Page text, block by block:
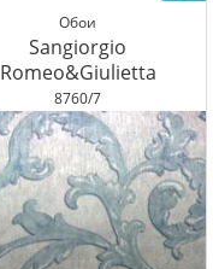
Обои
Sangiorgio
Romeo&Giulietta
8760/7